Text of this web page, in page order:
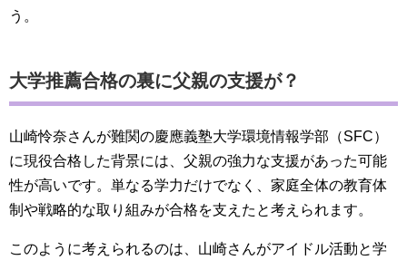
う。
大学推薦合格の裏に父親の支援が？
山崎怜奈さんが難関の慶應義塾大学環境情報学部（SFC）
に現役合格した背景には、父親の強力な支援があった可能
性が高いです。単なる学力だけでなく、家庭全体の教育体
制や戦略的な取り組みが合格を支えたと考えられます。
このように考えられるのは、山崎さんがアイドル活動と学